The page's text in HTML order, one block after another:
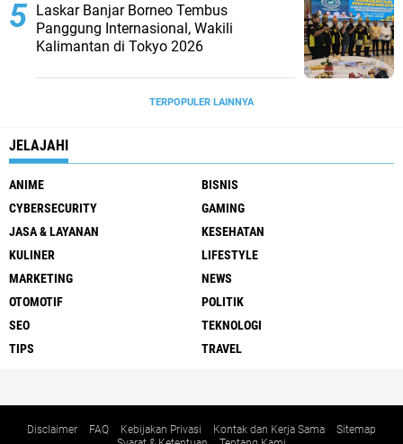
Laskar Banjar Borneo Tembus
Panggung Internasional, Wakili
Kalimantan di Tokyo 2026
TERPOPULER LAINNYA
JELAJAHI
ANIME
BISNIS
CYBERSECURITY
GAMING
JASA & LAYANAN
KESEHATAN
KULINER
LIFESTYLE
MARKETING
NEWS
OTOMOTIF
POLITIK
SEO
TEKNOLOGI
TIPS
TRAVEL
Disclaimer FAQ Kebijakan Privasi Kontak dan Kerja Sama
Sitemap